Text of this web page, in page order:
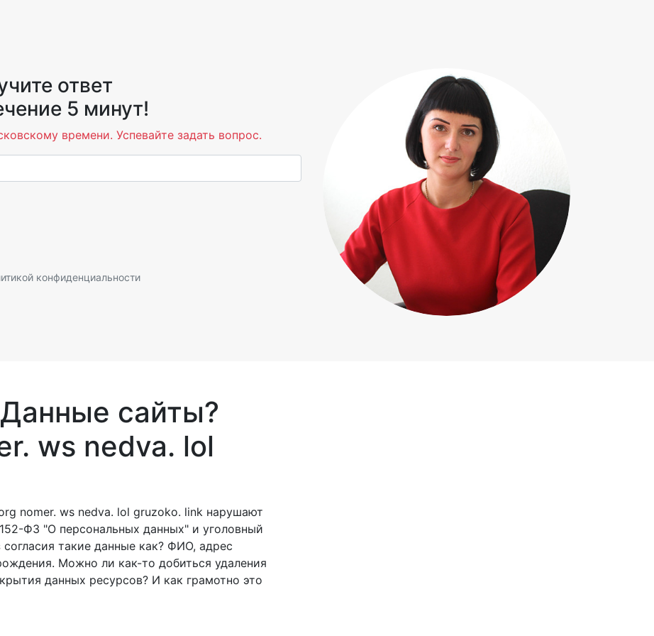
ответ
5 минут!
времени. Успевайте задать вопрос.
конфиденциальности
сайты?
ws nedva. lol
nomer. ws nedva. lol gruzoko. link нарушают
ФЗ "О персональных данных" и уголовный
такие данные как? ФИО, адрес
Можно ли как-то добиться удаления
данных ресурсов? И как грамотно это